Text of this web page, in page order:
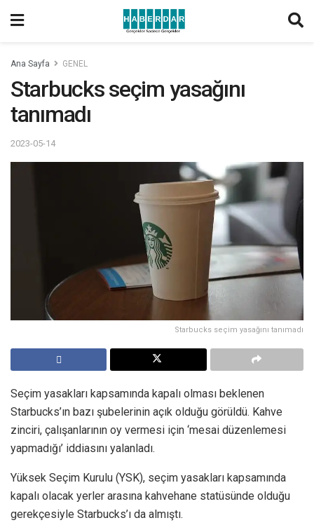
Ana Sayfa GENEL
Starbucks seçim yasağını
tanımadı
2023-05-14
Starbucks seçim yasağını tanımadı
Seçim yasakları kapsamında kapalı olması beklenen
Starbucks’ın bazı şubelerinin açık olduğu görüldü. Kahve
zinciri, çalışanlarının oy vermesi için ‘mesai düzenlemesi
yapmadığı’ iddiasını yalanladı.
Yüksek Seçim Kurulu (YSK), seçim yasakları kapsamında
kapalı olacak yerler arasına kahvehane statüsünde olduğu
gerekçesiyle Starbucks’ı da almıştı.